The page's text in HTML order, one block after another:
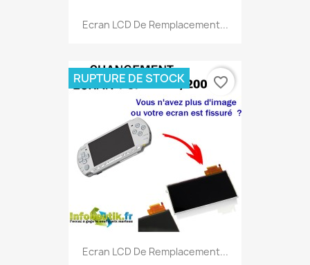
Ecran LCD De Remplacement...
Ecran LCD De Remplacement...
RUPTURE DE STOCK favorite_border